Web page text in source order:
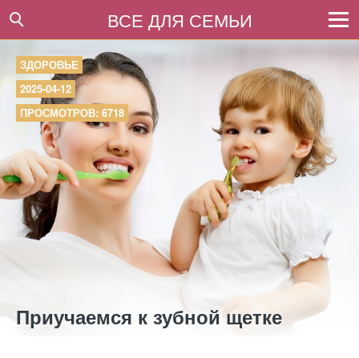
ВСЕ ДЛЯ СЕМЬИ
ЗДОРОВЬЕ
2025-04-12
ПРОСМОТРОВ: 6718
Приучаемся к зубной щетке